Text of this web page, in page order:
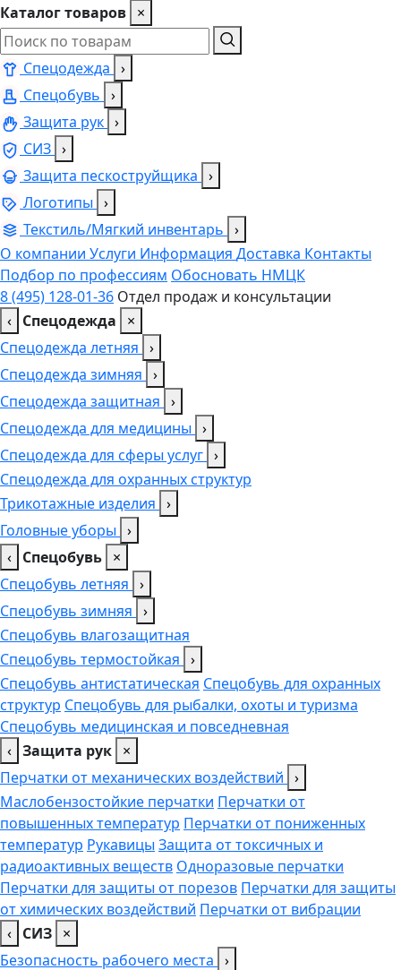
Каталог товаров ×
Спецодежда ›
Спецобувь ›
Защита рук ›
СИЗ ›
Защита пескоструйщика ›
Логотипы ›
Текстиль/Мягкий инвентарь ›
О компании Услуги Информация Доставка Контакты
Подбор по профессиям Обосновать НМЦК
8 (495) 128-01-36 Отдел продаж и консультации
‹ Спецодежда
×
Спецодежда летняя ›
Спецодежда зимняя ›
Спецодежда защитная ›
Спецодежда для медицины ›
Спецодежда для сферы услуг ›
Спецодежда для охранных структур
Трикотажные изделия ›
Головные уборы ›
‹ Спецобувь ×
Спецобувь летняя ›
Спецобувь зимняя ›
Спецобувь влагозащитная
Спецобувь термостойкая ›
Спецобувь антистатическая Спецобувь для охранных
структур Спецобувь для рыбалки, охоты и туризма
Спецобувь медицинская и повседневная
‹ Защита рук ×
Перчатки от механических воздействий ›
Маслобензостойкие перчатки Перчатки от
повышенных температур Перчатки от пониженных
температур Рукавицы Защита от токсичных и
радиоактивных веществ Одноразовые перчатки
Перчатки для защиты от порезов Перчатки для защиты
от химических воздействий Перчатки от вибрации
‹ СИЗ ×
Безопасность рабочего места ›